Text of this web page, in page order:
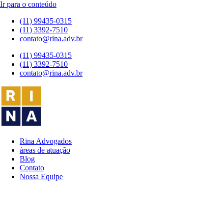
Ir para o conteúdo
(11) 99435-0315
(11) 3392-7510
contato@rina.adv.br
(11) 99435-0315
(11) 3392-7510
contato@rina.adv.br
Rina Advogados
áreas de atuação
Blog
Contato
Nossa Equipe